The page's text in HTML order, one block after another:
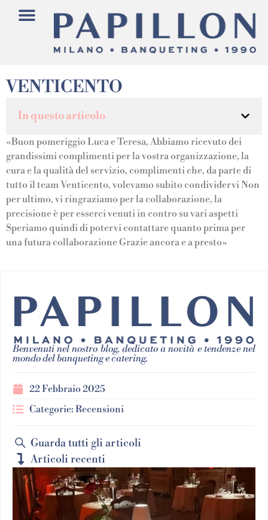
Benvenuti nel nostro blog, dedicato a novità e tendenze nel
mondo del banqueting e catering.
22 Febbraio 2025
Categorie: Recensioni
Guarda tutti gli articoli
Articoli recenti
VENTICENTO
In questo articolo
«Buon pomeriggio Luca e Teresa, Abbiamo ricevuto dei
grandissimi complimenti per la vostra organizzazione, la
cura e la qualità del servizio, complimenti che, da parte di
tutto il team Venticento, volevamo subito condividervi Non
per ultimo, vi ringraziamo per la collaborazione, la
precisione è per esserci venuti in contro su vari aspetti
Speriamo quindi di potervi contattare quanto prima per
una futura collaborazione Grazie ancora e a presto»